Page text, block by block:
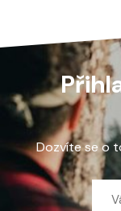
Dozvíte se o